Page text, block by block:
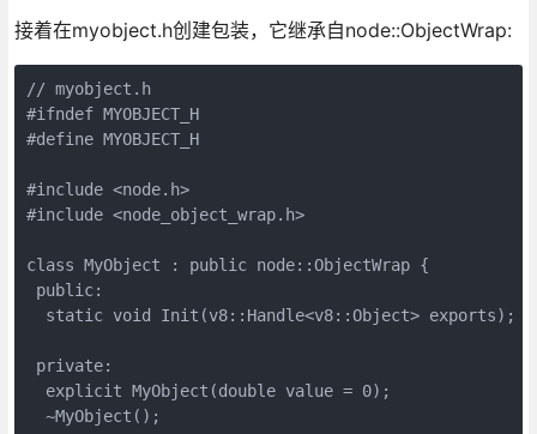
接着在myobject.h创建包装，它继承自node::ObjectWrap:
// myobject.h
#ifndef MYOBJECT_H
#define MYOBJECT_H
#include <node.h>
#include <node_object_wrap.h>
class MyObject : public node::ObjectWrap {
public:
  static void Init(v8::Handle<v8::Object> exports);
private:
  explicit MyObject(double value = 0);
  ~MyObject();